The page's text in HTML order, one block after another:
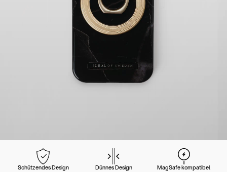
Schützendes Design Dünnes Design MagSafe kompatibel